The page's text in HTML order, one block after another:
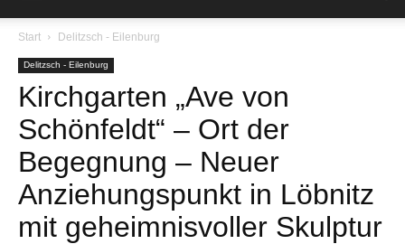
Start Delitzsch - Eilenburg
Delitzsch - Eilenburg
Kirchgarten „Ave von
Schönfeldt“ – Ort der
Begegnung – Neuer
Anziehungspunkt in Löbnitz
mit geheimnisvoller Skulptur